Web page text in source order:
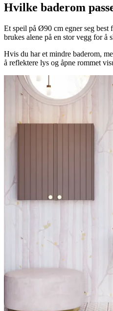
Hvilke baderom
Et speil på Ø90 cm egner seg best
brukes alene på en stor vegg for å
Hvis du har et mindre baderom,
å reflektere lys og åpne rommet